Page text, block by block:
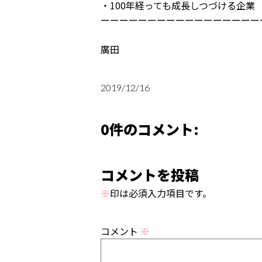
・100年経っても成長しつづける企業
ーーーーーーーーーーーーーーーー
廣田
2019/12/16
0件のコメント:
コメントを投稿
※印は必須入力項目です。
コメント ※